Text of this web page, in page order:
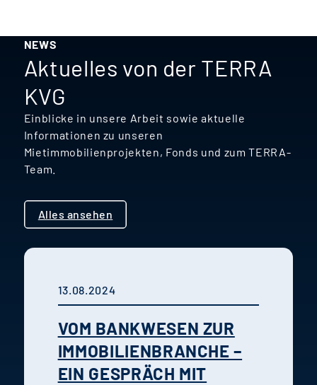
NEWS
Aktuelles von der TERRA
KVG
Einblicke in unsere Arbeit sowie aktuelle
Informationen zu unseren
Mietimmobilienprojekten, Fonds und zum TERRA-
Team.
Alles ansehen
13.08.2024
VOM BANKWESEN ZUR
IMMOBILIENBRANCHE –
EIN GESPRÄCH MIT